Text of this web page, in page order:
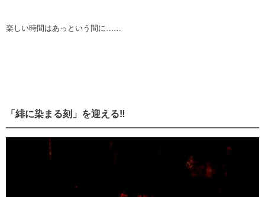
楽しい時間はあっという間に……
「緋に染まる刻」を迎える‼️